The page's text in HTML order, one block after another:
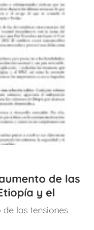
de las
y el
las tensiones